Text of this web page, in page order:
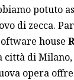
potuto
di zecca.
house
di Milano,
opera